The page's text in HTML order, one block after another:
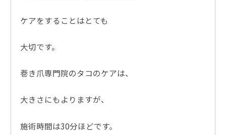
ケアをすることはとても
大切です。
巻き爪専門院のタコのケアは、
大きさにもよりますが、
施術時間は30分ほどです。